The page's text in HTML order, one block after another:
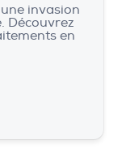
invasion
Découvrez
en